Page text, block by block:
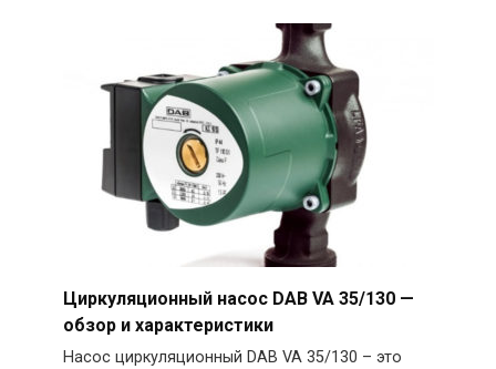
Циркуляционный насос DAB VA 35/130 —
обзор и характеристики
Насос циркуляционный DAB VA 35/130 – это